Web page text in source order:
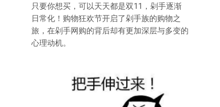
只要你想买，可以天天都是双11，剁手逐渐
日常化！购物狂欢节开启了剁手族的购物之
旅，在剁手网购的背后却有更加深层与多变的
心理动机。